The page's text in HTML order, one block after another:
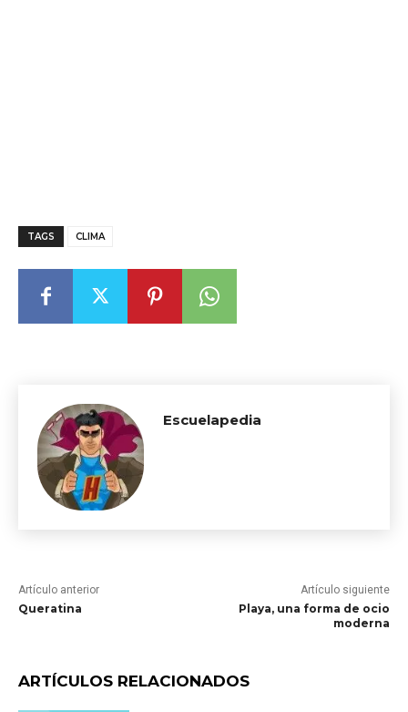
TAGS CLIMA
Escuelapedia
Artículo anterior
Queratina
Artículo siguiente
Playa, una forma de ocio
moderna
ARTÍCULOS RELACIONADOS